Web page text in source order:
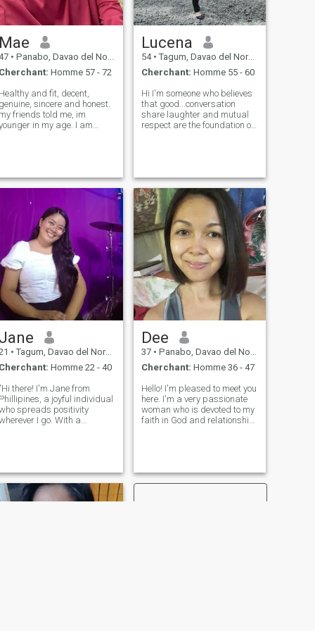
Mae
• Panabo, Davao del Norte, Philippines
Cherchant: Homme 57 - 72
Healthy and fit, decent,
genuine, sincere and honest.
my friends told me, im
in my age. I am
i am will verse
all aroun
Lucena
54 • Tagum, Davao del Norte, Philippines
Cherchant: Homme 55 - 60
Hi I'm someone who believes
that good...conversation
share laughter and mutual
respect are the foundation of
embodies trust,loyalty and
true lov
Jane
• Tagum, Davao del Norte, Philippines
Cherchant: Homme 22 - 40
"Hi there! I'm Jane from
Phillipines, a joyful individual
spreads positivity
I go. With a
searching for real life
Dee
37 • Panabo, Davao del Norte, Philippines
Cherchant: Homme 36 - 47
Hello! I'm pleased to meet you
here. I'm a very passionate
woman who is devoted to my
faith in God and relationship
dedicated to serving the Lord
with a